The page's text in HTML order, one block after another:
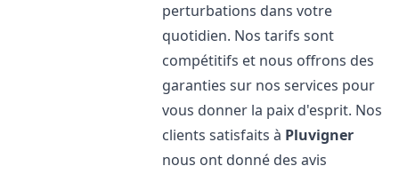
perturbations dans votre
quotidien. Nos tarifs sont
compétitifs et nous offrons des
garanties sur nos services pour
vous donner la paix d'esprit. Nos
clients satisfaits à Pluvigner
nous ont donné des avis